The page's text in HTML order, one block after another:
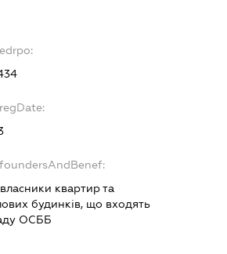
квартир та
будинків, що входять
ОСББ